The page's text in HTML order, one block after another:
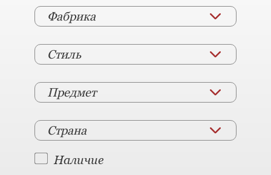
Фабрика
Стиль
Предмет
Страна
Наличие